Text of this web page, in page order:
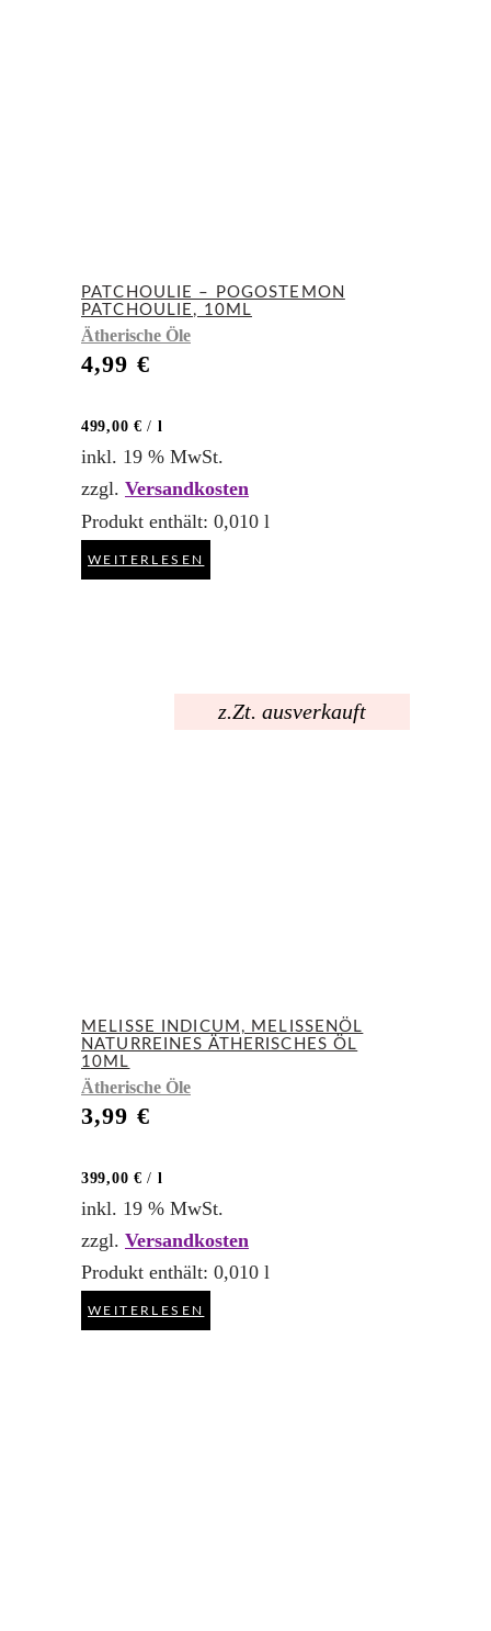
PATCHOULIE – POGOSTEMON
PATCHOULIE, 10ML
Ätherische Öle
4,99 €
499,00 € / l
inkl. 19 % MwSt.
zzgl. Versandkosten
Produkt enthält: 0,010 l
WEITERLESEN
z.Zt. ausverkauft
MELISSE INDICUM, MELISSENÖL
NATURREINES ÄTHERISCHES ÖL
10ML
Ätherische Öle
3,99 €
399,00 € / l
inkl. 19 % MwSt.
zzgl. Versandkosten
Produkt enthält: 0,010 l
WEITERLESEN